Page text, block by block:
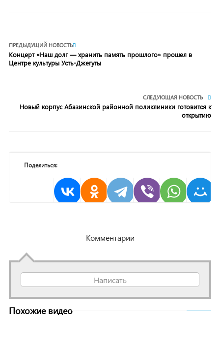
ПРЕДЫДУЩИЙ НОВОСТЬ
Концерт «Наш долг — хранить память прошлого» прошел в
Центре культуры Усть-Джегуты
СЛЕДУЮЩАЯ НОВОСТЬ
Новый корпус Абазинской районной поликлиники готовится к
открытию
Поделиться:
Комментарии
Написать
Похожие видео